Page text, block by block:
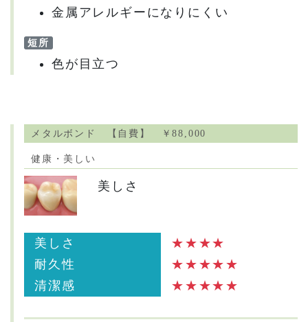
金属アレルギーになりにくい
短所
色が目立つ
メタルボンド 【自費】 ￥88,000
健康・美しい
美しさ
美しさ
★★★★
耐久性
★★★★★
清潔感
★★★★★